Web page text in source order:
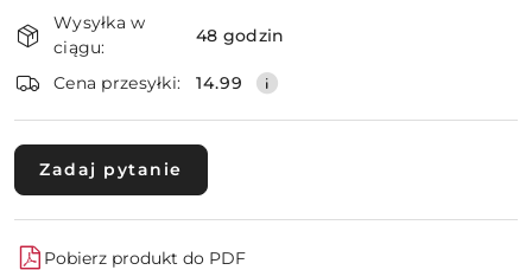
i
dostawa
Wysyłka w
ciągu:
48 godzin
Cena przesyłki: 14.99
Zadaj pytanie
Pobierz produkt do PDF